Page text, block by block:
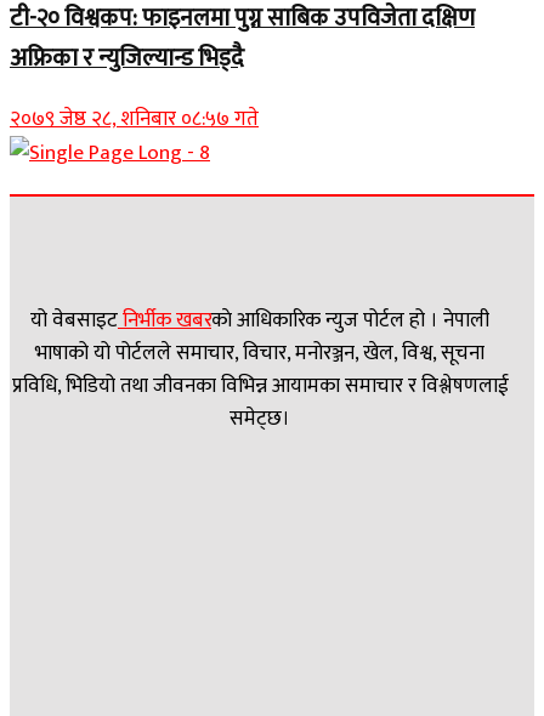
टी-२० विश्वकप: फाइनलमा पुग्न साबिक उपविजेता दक्षिण
अफ्रिका र न्युजिल्यान्ड भिड्दै
२०७९ जेष्ठ २८, शनिबार ०८:५७ गते
यो वेबसाइटनिर्भीक खबरकाे आधिकारिक न्युज पोर्टल हो । नेपाली
भाषाको यो पोर्टलले समाचार, विचार, मनोरञ्जन, खेल, विश्व, सूचना
प्रविधि, भिडियो तथा जीवनका विभिन्न आयामका समाचार र विश्लेषणलाई
समेट्छ।